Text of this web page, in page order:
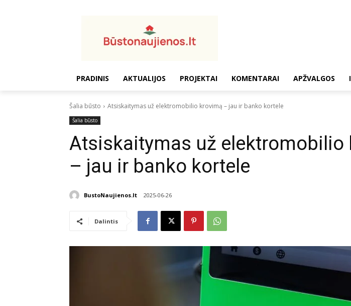
PRADINIS AKTUALIJOS PROJEKTAI KOMENTARAI APŽVALGOS
Šalia būsto Atsiskaitymas už elektromobilio krovimą – jau ir banko kortele
Šalia būsto
Atsiskaitymas už elektromobilio
– jau ir banko kortele
BustoNaujienos.lt 2025-06-26
Dalintis